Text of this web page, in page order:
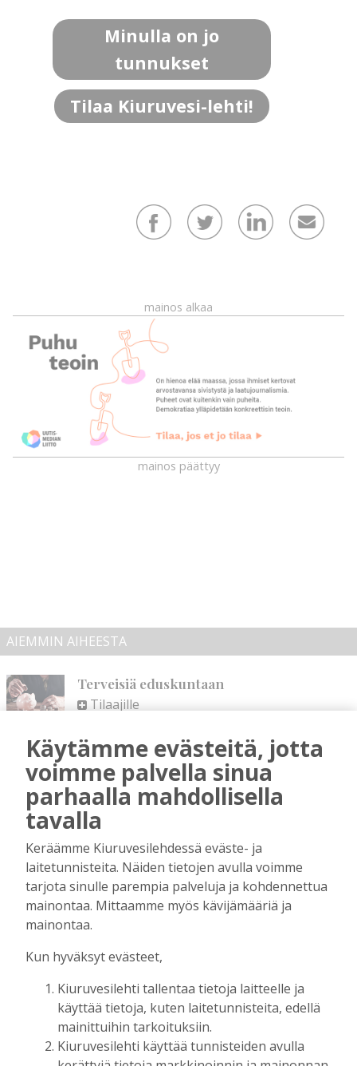
Minulla on jo
tunnukset
Tilaa Kiuruvesi-lehti!
mainos alkaa
mainos päättyy
AIEMMIN AIHEESTA
Terveisiä eduskuntaan
Tilaajille
Kuinka kauan Kiuruveden pyöräteiden
annetaan rapistua?
Tilaajille
Vilho Ruotsalainen
Leikkausten ja veronkorotusten lisäksi
tarvitaan myös rahanhankkijoita
Tilaajille
Alli Huovinen 6.8.2026 15:56
Onko Helsinki koko Suomi?
Tilaajille
Vilho Ruotsalainen
Kunta on asukkaidensa ja kyliensä summa
Tilaajille
Suvi Louhelainen 29.7.2026 15:35
Käytämme evästeitä, jotta
voimme palvella sinua
parhaalla mahdollisella
tavalla
Keräämme Kiuruvesilehdessä eväste- ja
laitetunnisteita. Näiden tietojen avulla voimme
tarjota sinulle parempia palveluja ja kohdennettua
mainontaa. Mittaamme myös kävijämääriä ja
mainontaa.
Kun hyväksyt evästeet,
Kiuruvesilehti tallentaa tietoja laitteelle ja
käyttää tietoja, kuten laitetunnisteita, edellä
mainittuihin tarkoituksiin.
Kiuruvesilehti käyttää tunnisteiden avulla